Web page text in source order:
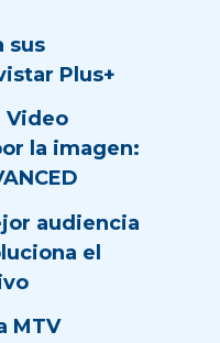
sus
Plus+
Video
la imagen:
audiencia
el
MTV